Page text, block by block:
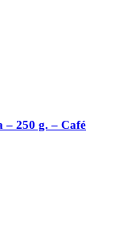
– 250 g. – Café